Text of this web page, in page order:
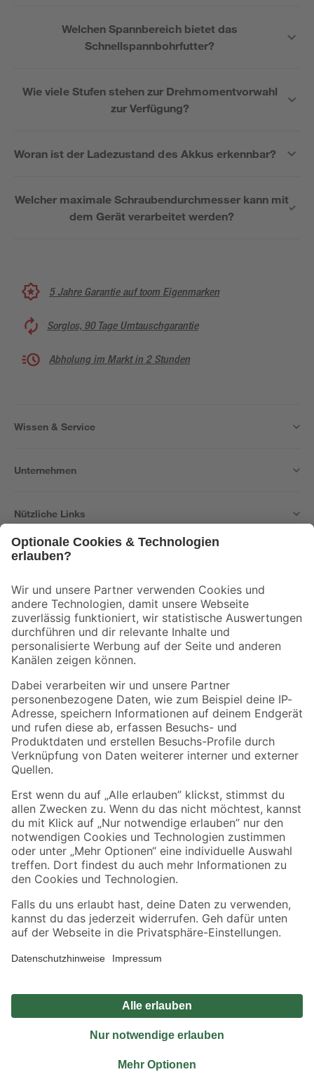
Welchen Spannbereich bietet das
Schnellspannbohrfutter?
Wie viele Stufen stehen zur Drehmomentvorwahl
zur Verfügung?
Woran ist der Ladezustand des Akkus erkennbar?
Welcher maximale Schraubendurchmesser kann mit
dem Gerät verarbeitet werden?
5 Jahre Garantie auf toom Eigenmarken
Sorglos, 90 Tage Umtauschgarantie
Abholung im Markt in 2 Stunden
Wissen & Service
Unternehmen
Nützliche Links
Der toom Newsletter: Keine Angebote und Aktionen mehr verpassen!
Zur Newsletter Anmeldung
Folge uns
Zahlungsarten Versandarten
Sicher einkaufen
Jetzt die toom-App herunterladen
Alle Preisangaben in EUR inkl. gesetzl. MwSt.. Die dargestellten Angebote sind unter
Umständen nicht in allen Märkten verfügbar. Die angegebenen Verfügbarkeiten beziehen
Produkte nur solange der Vorrat reicht.
*Paketversand ab 59 € versandkostenfrei, gilt nicht für Artikel mit Speditionsversand, hier
Privatsphäre Impressum
Nutzungsbedingungen
Widerrufsrecht
Vertrag widerrufen
© 2026 toom Baumarkt GmbH